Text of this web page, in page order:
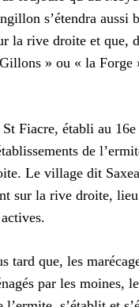
s’étendra aussi
la rive droite et que,
» ou « la Forge
Fiacre, établi au
de
Le village dit
sur la rive droite,
tard que, les
par les moines,